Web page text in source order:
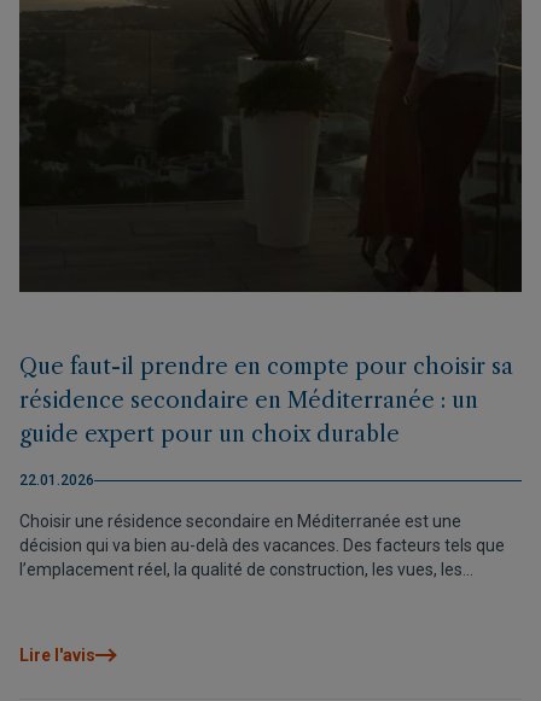
Que faut-il prendre en compte pour choisir sa
résidence secondaire en Méditerranée : un
guide expert pour un choix durable
22.01.2026
Choisir une résidence secondaire en Méditerranée est une
décision qui va bien au-delà des vacances. Des facteurs tels que
l’emplacement réel, la qualité de construction, les vues, les
le bon choix aujourd’hui et de continuer à en bénéficier demain.
Lire l'avis